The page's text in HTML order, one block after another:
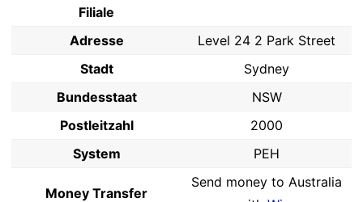
Filiale
Adresse
Level 24 2 Park Street
Stadt
Sydney
Bundesstaat
NSW
Postleitzahl
2000
System
PEH
Money Transfer
Send money to Australia